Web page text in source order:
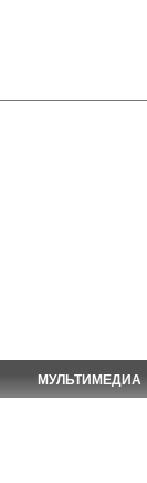
МУЛЬТИМЕДИА